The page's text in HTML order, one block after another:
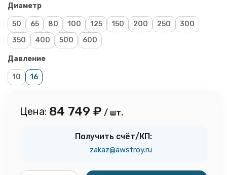
Диаметр
50 65 80 100 125 150 200 250
300
350
400 500 600
Давление
10 16
Цена: 84 749 ₽ / шт.
Получить счёт/КП:
zakaz@awstroy.ru